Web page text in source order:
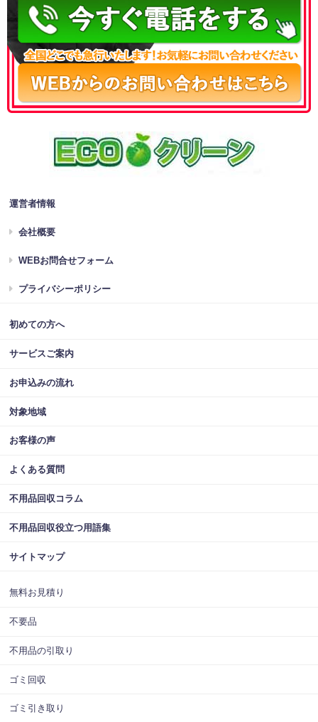
運営者情報
会社概要
WEBお問合せフォーム
プライバシーポリシー
初めての方へ
サービスご案内
お申込みの流れ
対象地域
お客様の声
よくある質問
不用品回収コラム
不用品回収役立つ用語集
サイトマップ
無料お見積り
不要品
不用品の引取り
ゴミ回収
ゴミ引き取り